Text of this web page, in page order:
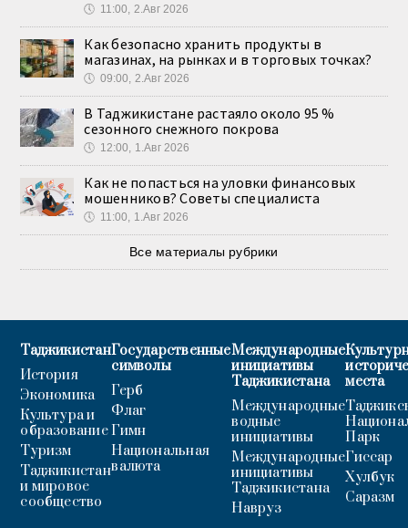
🕔 11:00, 2.Авг 2026
Как безопасно хранить продукты в
магазинах, на рынках и в торговых точках?
🕔 09:00, 2.Авг 2026
В Таджикистане растаяло около 95 %
сезонного снежного покрова
🕔 12:00, 1.Авг 2026
Как не попасться на уловки финансовых
мошенников? Советы специалиста
🕔 11:00, 1.Авг 2026
Все материалы рубрики
Таджикистан
История
Экономика
Культура и
образование
Туризм
Таджикистан
и мировое
сообщество
Государственные
символы
Герб
Флаг
Гимн
Национальная
валюта
Международные
инициативы
Таджикистана
Международные
водные
инициативы
Международные
инициативы
Таджикистана
Навруз
места
Парк
Гиссар
Хулбук
Саразм